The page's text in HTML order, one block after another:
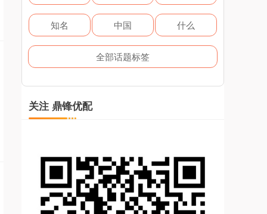
知名 中国 什么
全部话题标签
关注 鼎锋优配